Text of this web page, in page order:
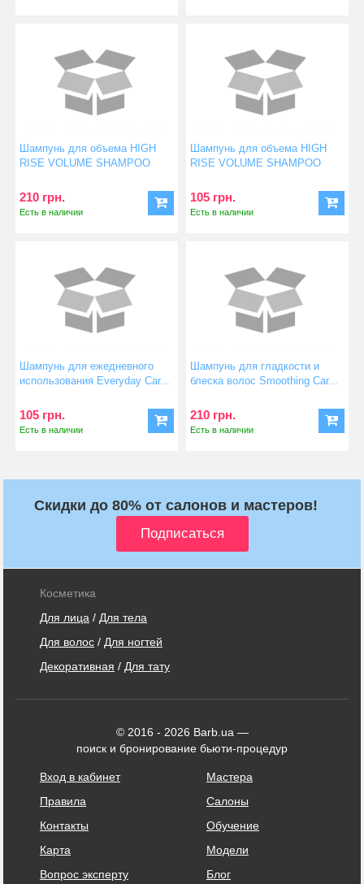
Шампунь для объема HIGH
RISE VOLUME SHAMPOO
210 грн.
Есть в наличии
Шампунь для объема HIGH
RISE VOLUME SHAMPOO
105 грн.
Есть в наличии
Шампунь для ежедневного
использования Everyday Car...
105 грн.
Есть в наличии
Шампунь для гладкости и
блеска волос Smoothing Car...
210 грн.
Есть в наличии
Скидки до 80% от салонов и мастеров!
Косметика
Для лица / Для тела
Для волос / Для ногтей
Декоративная / Для тату
© 2016 - 2026 Barb.ua —
поиск и бронирование бьюти-процедур
Вход в кабинет
Правила
Контакты
Карта
Вопрос эксперту
Мастера
Салоны
Обучение
Модели
Блог